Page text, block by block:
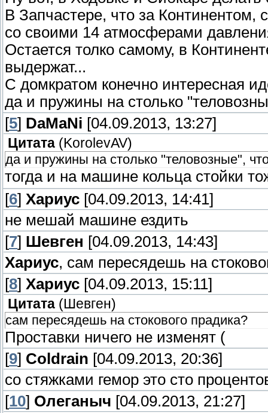
В Запчастере, что за Континентом,
со своими 14 атмосферами
Остается толко самому, в
выдержат...
С домкратом конечно интересная
да и пружины на столько
[5] DaMaNi [04.09.2013, 13:27]
Цитата ( KorolevAV)
да и пружины на столько "теловозные",
тогда и на машине кольца стойки
[6] Хариус [04.09.2013, 14:41]
не мешай машине ездить
[7] Шевген [04.09.2013, 14:43]
Хариус, сам пересядешь на
[8] Хариус [04.09.2013, 15:11]
Цитата ( Шевген)
сам пересядешь на стокового прадика?
Проставки ничего не изменят (
[9] Coldrain [04.09.2013, 20:36]
со стяжками гемор это сто
[10] Олеганыч [04.09.2013, 21:27]